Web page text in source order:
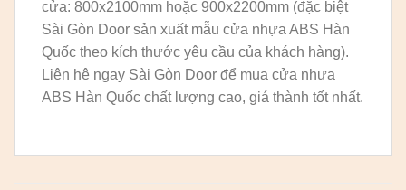
cửa: 800x2100mm hoặc 900x2200mm (đặc biệt
Sài Gòn Door sản xuất mẫu cửa nhựa ABS Hàn
Quốc theo kích thước yêu cầu của khách hàng).
Liên hệ ngay Sài Gòn Door để mua cửa nhựa
ABS Hàn Quốc chất lượng cao, giá thành tốt nhất.